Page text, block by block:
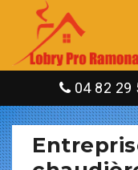
04 82 29